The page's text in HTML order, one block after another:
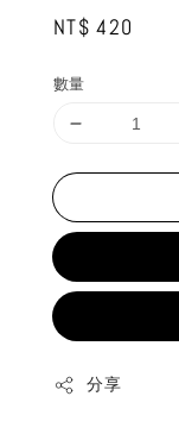
Regular
NT$ 420
數量
分享